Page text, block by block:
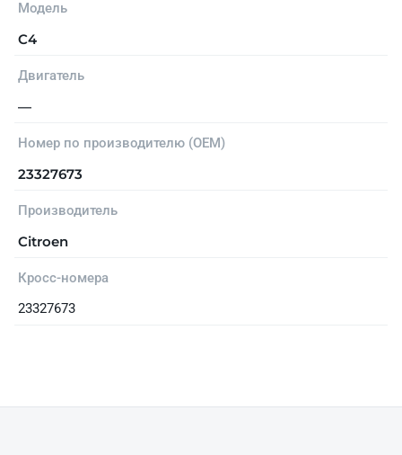
Модель
C4
Двигатель
—
Номер по производителю (OEM)
23327673
Производитель
Citroen
Кросс-номера
23327673